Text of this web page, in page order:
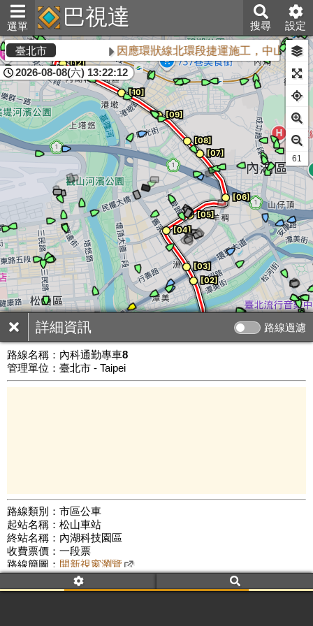
選單 巴視達 搜尋 設定
詳細資訊 路線過濾
路線名稱： 內科通勤專車8
管理單位：臺北市 - Taipei
路線類別：市區公車
起站名稱：松山車站
終站名稱：內湖科技園區
收費票價：一段票
路線簡圖： 開新視窗瀏覽
附屬名稱：內科8往內科
臺北市 因應環狀線北環段捷運施工，中山區敬
2026-08-08(六) 13:22:12
公車數量: 累計6480、上線5425
61